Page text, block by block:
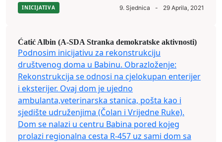
INICIJATIVA 9. Sjednica - 29 Aprila, 2021
Ćatić Albin (A-SDA Stranka demokratske aktivnosti)
Podnosim inicijativu za rekonstrukciju
društvenog doma u Babinu. Obrazloženje:
Rekonstrukcija se odnosi na cjelokupan enterijer
i eksterijer. Ovaj dom je ujedno
ambulanta,veterinarska stanica, pošta kao i
sjedište udruženjima (Čolan i Vrijedne Ruke).
Dom se nalazi u centru Babina pored kojeg
prolazi regionalna cesta R-457 uz sami dom sa